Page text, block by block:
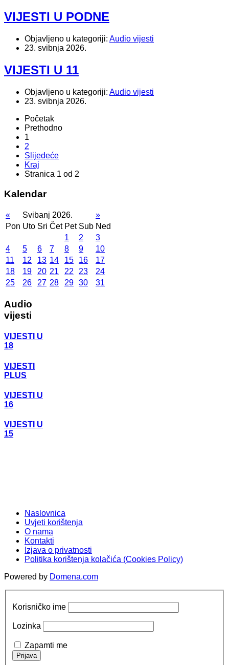
VIJESTI U PODNE
Objavljeno u kategoriji: Audio vijesti
23. svibnja 2026.
VIJESTI U 11
Objavljeno u kategoriji: Audio vijesti
23. svibnja 2026.
Početak
Prethodno
1
2
Slijedeće
Kraj
Stranica 1 od 2
Kalendar
« Svibanj 2026.
»
Pon Uto Sri Čet Pet Sub Ned
1
2
3
4
5 6 7 8 9
10
11
12 13 14 15 16
17
18
19 20 21 22 23
24
25
26 27 28 29 30 31
Audio
vijesti
VIJESTI U
18
VIJESTI
PLUS
VIJESTI U
16
VIJESTI U
15
Naslovnica
Uvjeti korištenja
O nama
Kontakti
Izjava o privatnosti
Politika korištenja kolačića (Cookies Policy)
Powered by Domena.com
Korisničko ime
Lozinka
Zapamti me